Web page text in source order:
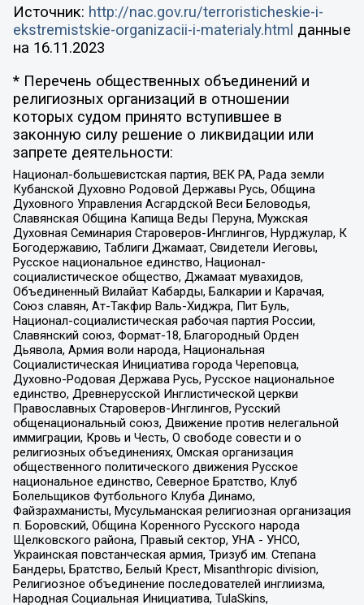
Источник: http://nac.gov.ru/terroristicheskie-i-
ekstremistskie-organizacii-i-materialy.html данные
на 16.11.2023
* Перечень общественных объединений и
религиозных организаций в отношении
которых судом принято вступившее в
законную силу решение о ликвидации или
запрете деятельности:
Национал-большевистская партия, ВЕК РА, Рада земли
Кубанской Духовно Родовой Державы Русь, Община
Духовного Управления Асгардской Веси Беловодья,
Славянская Община Капища Веды Перуна, Мужская
Духовная Семинария Староверов-Инглингов, Нурджулар, К
Богодержавию, Таблиги Джамаат, Свидетели Иеговы,
Русское национальное единство, Национал-
социалистическое общество, Джамаат мувахидов,
Объединенный Вилайат Кабарды, Балкарии и Карачая,
Союз славян, Ат-Такфир Валь-Хиджра, Пит Буль,
Национал-социалистическая рабочая партия России,
Славянский союз, Формат-18, Благородный Орден
Дьявола, Армия воли народа, Национальная
Социалистическая Инициатива города Череповца,
Духовно-Родовая Держава Русь, Русское национальное
единство, Древнерусской Инглистической церкви
Православных Староверов-Инглингов, Русский
общенациональный союз, Движение против нелегальной
иммиграции, Кровь и Честь, О свободе совести и о
религиозных объединениях, Омская организация
общественного политического движения Русское
национальное единство, Северное Братство, Клуб
Болельщиков Футбольного Клуба Динамо,
Файзрахманисты, Мусульманская религиозная организация
п. Боровский, Община Коренного Русского народа
Щелковского района, Правый сектор, УНА - УНСО,
Украинская повстанческая армия, Тризуб им. Степана
Бандеры, Братство, Белый Крест, Misanthropic division,
Религиозное объединение последователей инглиизма,
Народная Социальная Инициатива, TulaSkins,